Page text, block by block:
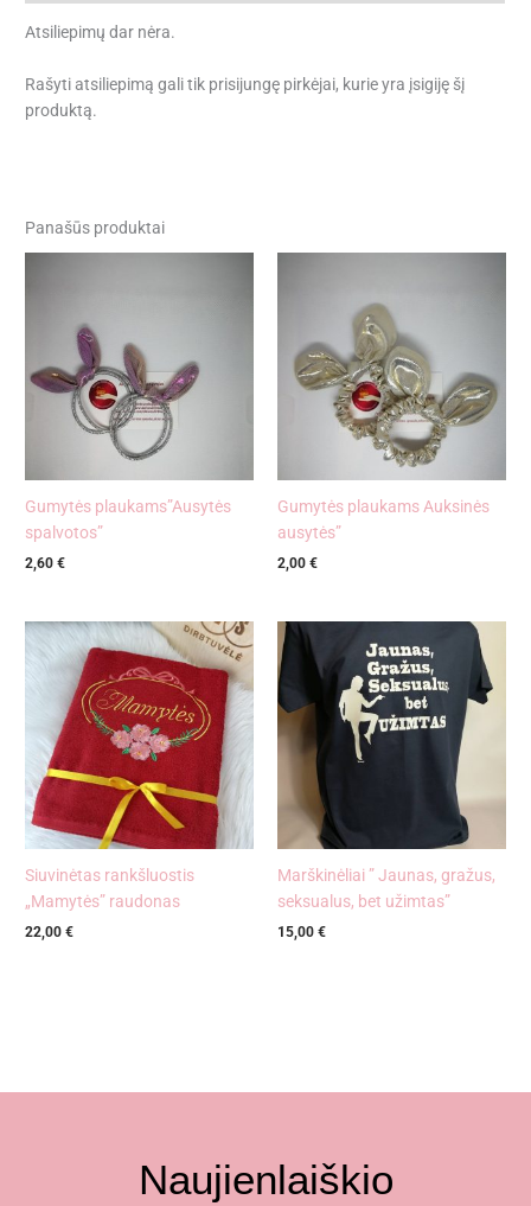
Atsiliepimų dar nėra.
Rašyti atsiliepimą gali tik prisijungę pirkėjai, kurie yra įsigiję šį
produktą.
Panašūs produktai
Gumytės plaukams”Ausytės
spalvotos”
2,60€
Gumytės plaukams Auksinės
ausytės”
2,00 €
Siuvinėtas rankšluostis
„Mamytės” raudonas
22,00€
Marškinėliai ” Jaunas, gražus,
seksualus, bet užimtas”
15,00 €
Naujienlaiškio